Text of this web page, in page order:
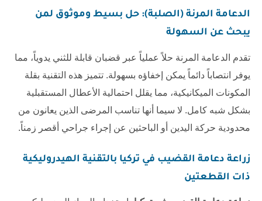
الدعامة المرنة (الصلبة): حل بسيط وموثوق لمن
يبحث عن السهولة
تقدم الدعامة المرنة حلاً عملياً عبر قضبان قابلة للثني يدوياً، مما
يوفر انتصاباً دائماً يمكن إخفاؤه بسهولة. تتميز هذه التقنية بقلة
المكونات الميكانيكية، مما يقلل احتمالية الأعطال المستقبلية
بشكل شبه كامل. لا سيما أنها تناسب المرضى الذين يعانون من
محدودية حركة اليدين أو الباحثين عن إجراء جراحي أقصر زمناً.
زراعة دعامة القضيب في تركيا بالتقنية الهيدروليكية
ذات القطعتين